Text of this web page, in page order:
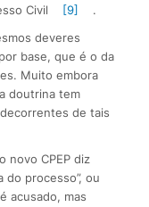
Civil
[9]
.
deveres
base, que é o da
Muito embora
doutrina tem
de tais
novo CPEP diz
do processo”, ou
acusado, mas